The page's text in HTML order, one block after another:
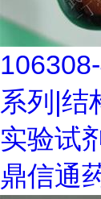
系列|结
实验试
鼎信通